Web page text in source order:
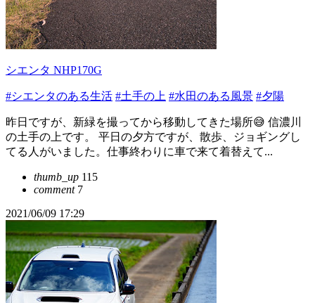
シエンタ NHP170G
#シエンタのある生活 #土手の上 #水田のある風景 #夕陽
昨日ですが、新緑を撮ってから移動してきた場所😅 信濃川
の土手の上です。 平日の夕方ですが、散歩、ジョギングし
てる人がいました。仕事終わりに車で来て着替えて...
thumb_up 115
comment7
2021/06/09 17:29